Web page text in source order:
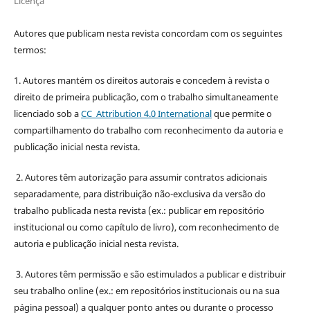
Autores que publicam nesta revista concordam com os seguintes
termos:
1. Autores mantém os direitos autorais e concedem à revista o
direito de primeira publicação, com o trabalho simultaneamente
licenciado sob aCC Attribution 4.0 Internationalque permite o
compartilhamento do trabalho com reconhecimento da autoria e
publicação inicial nesta revista.
2. Autores têm autorização para assumir contratos adicionais
separadamente, para distribuição não-exclusiva da versão do
trabalho publicada nesta revista (ex.: publicar em repositório
institucional ou como capítulo de livro), com reconhecimento de
autoria e publicação inicial nesta revista.
3. Autores têm permissão e são estimulados a publicar e distribuir
seu trabalho online (ex.: em repositórios institucionais ou na sua
página pessoal) a qualquer ponto antes ou durante o processo